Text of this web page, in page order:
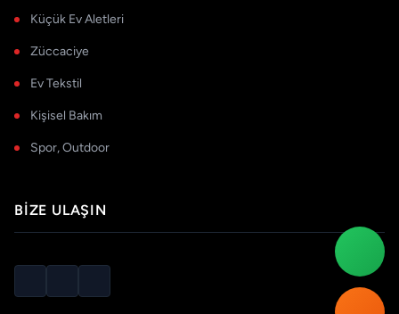
Küçük Ev Aletleri
Züccaciye
Ev Tekstil
Kişisel Bakım
Spor, Outdoor
BIZE ULAŞIN